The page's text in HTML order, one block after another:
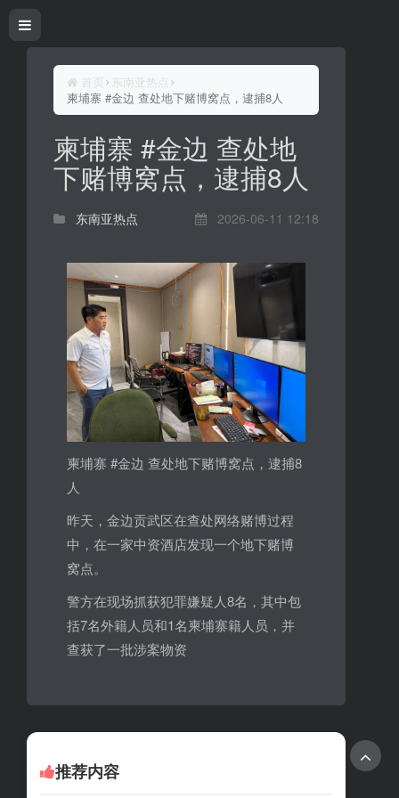
首页
东南亚热点
柬埔寨 #金边 查处地下赌博窝点，逮捕8人
柬埔寨 #金边 查处地
下赌博窝点，逮捕8人
东南亚热点 2026-06-11 12:18
柬埔寨 #金边 查处地下赌博窝点，逮捕8
人
昨天，金边贡武区在查处网络赌博过程
中，在一家中资酒店发现一个地下赌博
窝点。
警方在现场抓获犯罪嫌疑人8名，其中包
括7名外籍人员和1名柬埔寨籍人员，并
查获了一批涉案物资
推荐内容